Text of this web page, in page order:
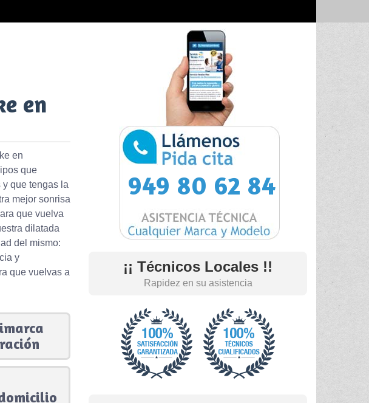
en
en
que
que tengas la
mejor sonrisa
que vuelva
dilatada
del mismo:
y
que vuelvas a
949 80 62 84
¡¡ Técnicos Locales !!
Rapidez en su asistencia